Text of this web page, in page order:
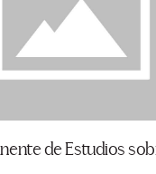
de Estudios